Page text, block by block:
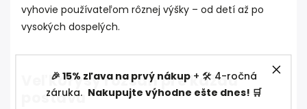
🎉 15% zľava na prvý nákup+ 🛠️ 4-ročná
záruka. Nakupujte výhodne ešte dnes! 🛒
vyhovie používateľom rôznej výšky – od detí až po
vysokých dospelých.
Veľkorysý rozsah pre každú
postavu